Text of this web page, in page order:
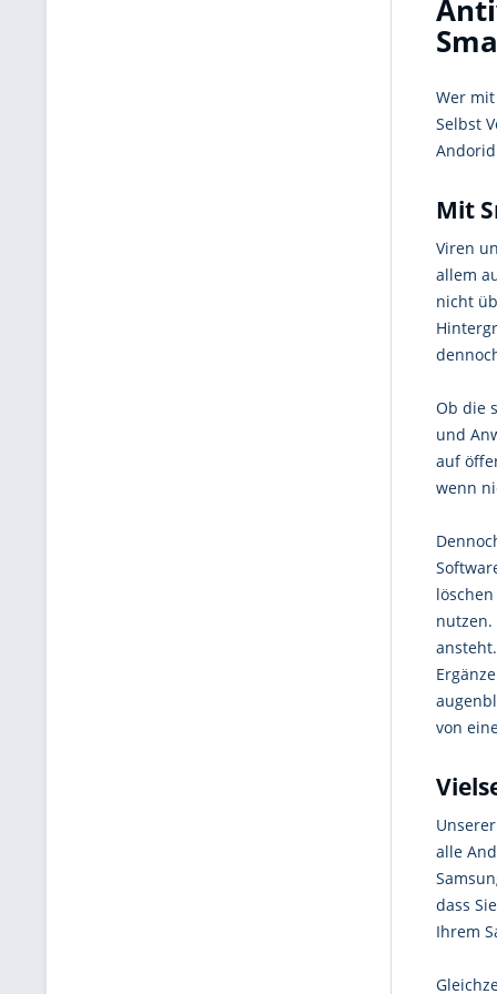
Wer
Selbst
Mit
Viren
allem
nicht
Ob die
und
auf
wenn
von
alle
dass
Ihrem